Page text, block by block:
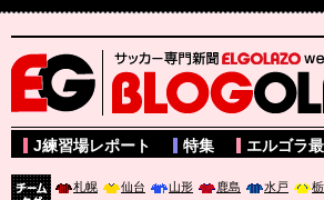
サッカー専門新聞ELGOLAZO web版 BLOGOLA
J練習場レポート 特集 エルゴラ
札幌 仙台 山形 鹿島 水戸